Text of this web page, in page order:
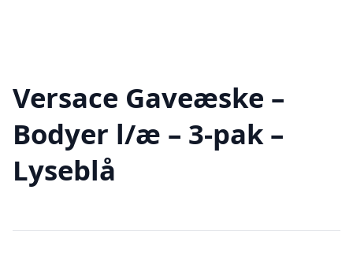
Versace Gaveæske –
Bodyer l/æ – 3-pak –
Lyseblå